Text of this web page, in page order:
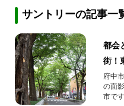
サントリーの記事一
都会
街！
気の
府中
の面
市で